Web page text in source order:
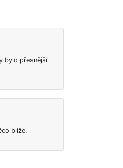
bylo přesnější
blíže.